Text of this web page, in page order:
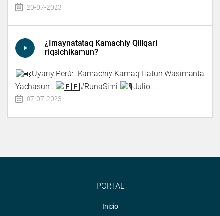
20-07-2023
¿Imaynatataq Kamachiy Qillqari
riqsichikamun?
Uyariy Perú: "Kamachiy Kamaq Hatun Wasimanta
Yachasun".
#RunaSimi Julio...
07-07-2023
PORTAL
Inicio